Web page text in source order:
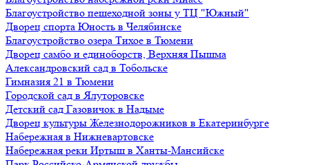
Благоустройство пешеходной зоны у ТЦ "Южный"
Дворец спорта Юность в Челябинске
Благоустройство озера Тихое в Тюмени
Дворец самбо и единоборств, Верхняя Пышма
Александровский сад в Тобольске
Гимназия 21 в Тюмени
Городской сад в Ялуторовске
Детский сад Газовичок в Надыме
Дворец культуры Железнодорожников в Екатеринбурге
Набережная в Нижневартовске
Набережная реки Иртыш в Ханты-Мансийске